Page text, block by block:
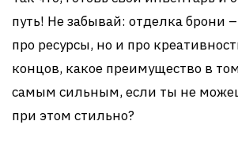
путь! Не забывай: отделка брони
про ресурсы, но и про
концов, какое преимущество в
самым сильным, если ты не
при этом стильно?